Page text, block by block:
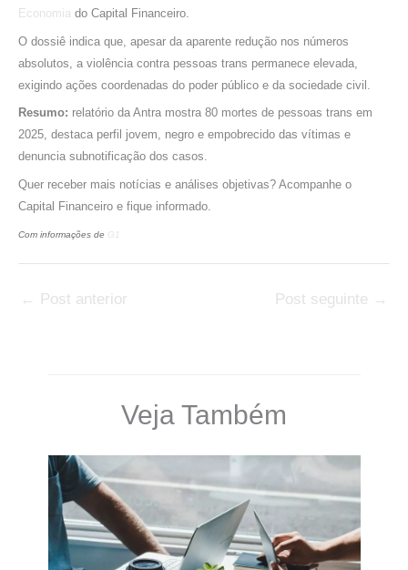
Economia do Capital Financeiro.
O dossiê indica que, apesar da aparente redução nos números
absolutos, a violência contra pessoas trans permanece elevada,
exigindo ações coordenadas do poder público e da sociedade civil.
Resumo: relatório da Antra mostra 80 mortes de pessoas trans em
2025, destaca perfil jovem, negro e empobrecido das vítimas e
denuncia subnotificação dos casos.
Quer receber mais notícias e análises objetivas? Acompanhe o
Capital Financeiro e fique informado.
Com informações de G1
← Post anterior Post seguinte →
Veja Também